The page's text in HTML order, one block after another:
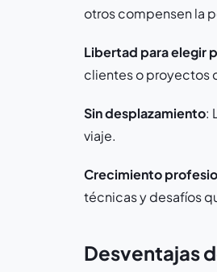
otros compensen la
Libertad para elegir
clientes o proyectos
Sin desplazamiento:
viaje.
Crecimiento
técnicas y desafíos
Desventajas